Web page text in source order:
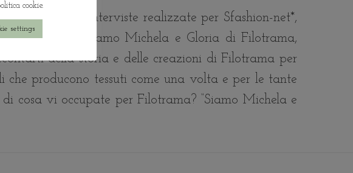
è un ciclo di interviste realizzate per Sfashion-net*,
loro intervistiamo Michela e Gloria di Filotrama,
della storia e delle creazioni di Filotrama per
producono tessuti come una volta e per le tante
cosa vi occupate per Filotrama? “Siamo Michela e
cookie.
settings